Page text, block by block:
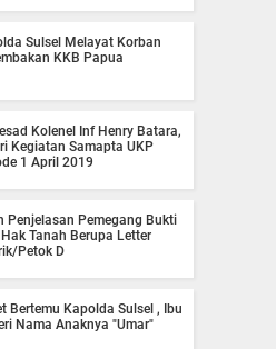
Sulsel Melayat Korban
KKB Papua
Kolenel Inf Henry Batara,
Kegiatan Samapta UKP
1 April 2019
Penjelasan Pemegang Bukti
Tanah Berupa Letter
Petok D
Bertemu Kapolda Sulsel , Ibu
Nama Anaknya "Umar"